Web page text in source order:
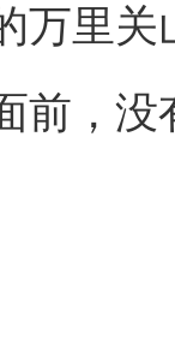
万里关
，没